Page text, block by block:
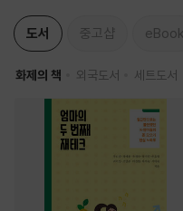
도서 중고샵 eBook
화제의 책 외국도서 세트도서